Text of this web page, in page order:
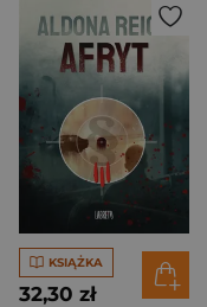
KSIĄŻKA
32,30 zł